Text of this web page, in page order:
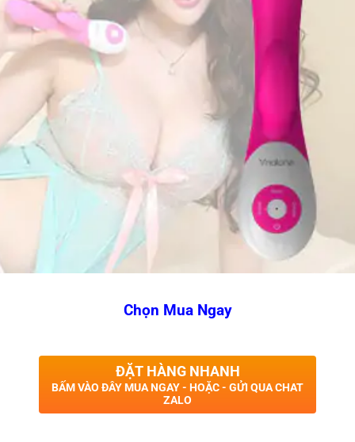
Chọn Mua Ngay
ĐẶT HÀNG NHANH
BẤM VÀO ĐÂY MUA NGAY - HOẶC - GỬI QUA CHAT
ZALO